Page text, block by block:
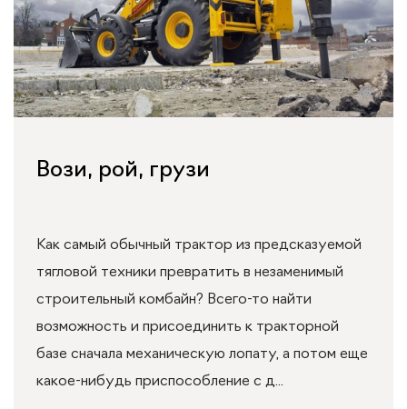
Вози, рой, грузи
Как самый обычный трактор из предсказуемой
тягловой техники превратить в незаменимый
строительный комбайн? Всего-то найти
возможность и присоединить к тракторной
базе сначала механическую лопату, а потом еще
какое-нибудь приспособление с д...